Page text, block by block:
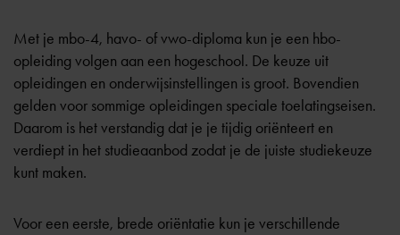
Met je mbo-4, havo- of vwo-diploma kun je een hbo-
opleiding volgen aan een hogeschool. De keuze uit
opleidingen en onderwijsinstellingen is groot. Bovendien
gelden voor sommige opleidingen speciale toelatingseisen.
Daarom is het verstandig dat je je tijdig oriënteert en
verdiept in het studieaanbod zodat je de juiste studiekeuze
kunt maken.
Voor een eerste, brede oriëntatie kun je verschillende